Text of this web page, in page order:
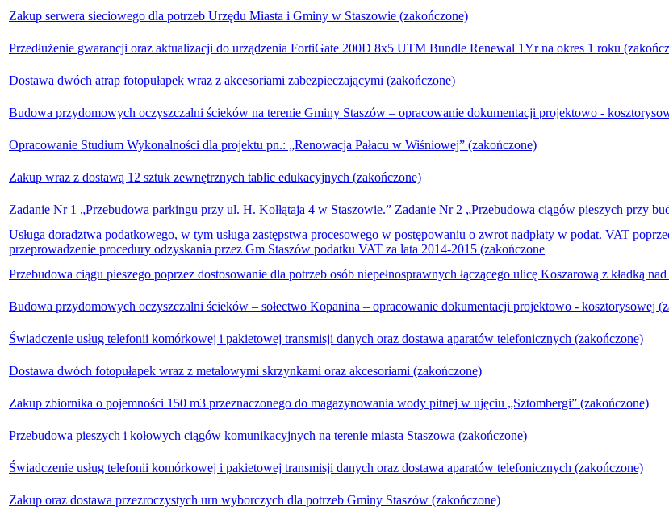
Zakup serwera sieciowego dla potrzeb Urzędu Miasta i Gminy w Staszowie (zakończone)
Przedłużenie gwarancji oraz aktualizacji do urządzenia FortiGate 200D 8x5 UTM Bundle Renewal 1Yr na okres 1 roku
Dostawa dwóch atrap fotopułapek wraz z akcesoriami zabezpieczającymi (zakończone)
Budowa przydomowych oczyszczalni ścieków na terenie Gminy Staszów – opracowanie dokumentacji projektowo -
Opracowanie Studium Wykonalności dla projektu pn.: „Renowacja Pałacu w Wiśniowej” (zakończone)
Zakup wraz z dostawą 12 sztuk zewnętrznych tablic edukacyjnych (zakończone)
Zadanie Nr 1 „Przebudowa parkingu przy ul. H. Kołłątaja 4 w Staszowie.” Zadanie Nr 2 „Przebudowa ciągów pieszych przy
Usługa doradztwa podatkowego, w tym usługa zastępstwa procesowego w postępowaniu o zwrot nadpłaty w podat. VAT
przeprowadzenie procedury odzyskania przez Gm Staszów podatku VAT za lata 2014-2015 (zakończone
Przebudowa ciągu pieszego poprzez dostosowanie dla potrzeb osób niepełnosprawnych łączącego ulicę Koszarową z kładką
Budowa przydomowych oczyszczalni ścieków – sołectwo Kopanina – opracowanie dokumentacji projektowo - kosztorysowej
Świadczenie usług telefonii komórkowej i pakietowej transmisji danych oraz dostawa aparatów telefonicznych (zakończone)
Dostawa dwóch fotopułapek wraz z metalowymi skrzynkami oraz akcesoriami (zakończone)
Zakup zbiornika o pojemności 150 m3 przeznaczonego do magazynowania wody pitnej w ujęciu „Sztombergi” (zakończone)
Przebudowa pieszych i kołowych ciągów komunikacyjnych na terenie miasta Staszowa (zakończone)
Świadczenie usług telefonii komórkowej i pakietowej transmisji danych oraz dostawa aparatów telefonicznych (zakończone)
Zakup oraz dostawa przezroczystych urn wyborczych dla potrzeb Gminy Staszów (zakończone)